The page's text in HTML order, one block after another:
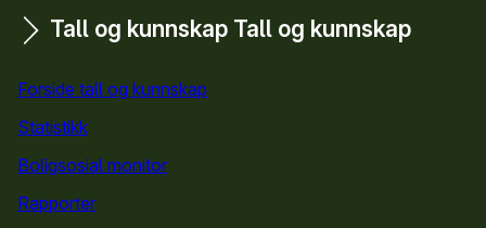
Tall og kunnskap Tall og kunnskap
Forside tall og kunnskap
Statistikk
Boligsosial monitor
Rapporter